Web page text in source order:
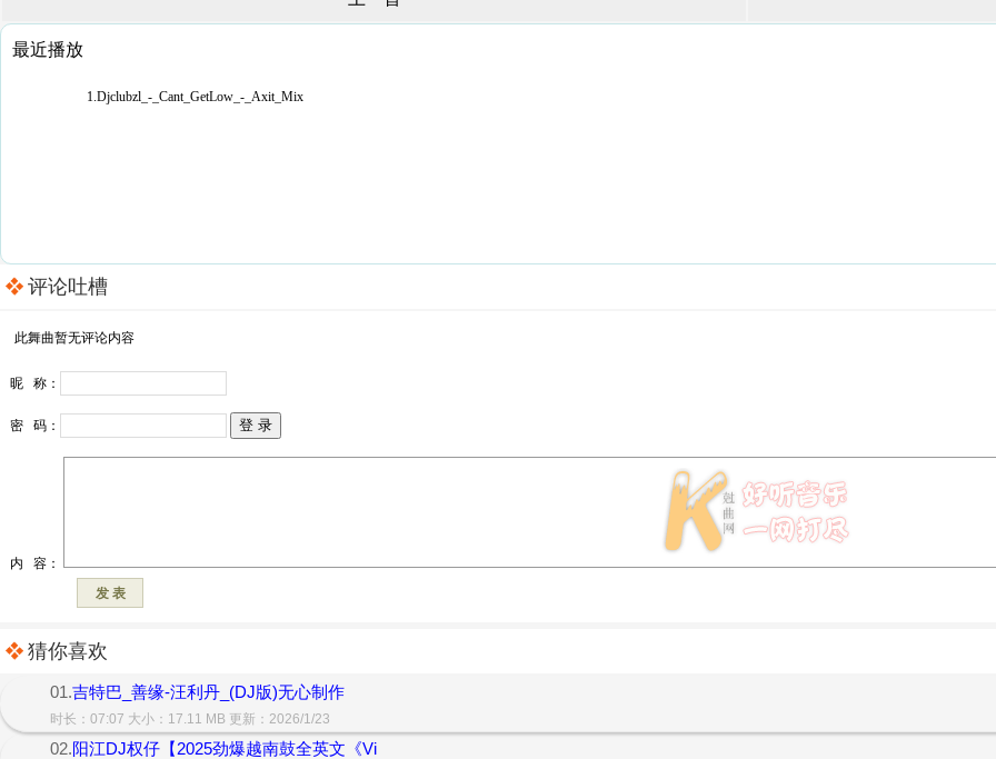
最近播放
1.Djclubzl_-_Cant_GetLow_-_Axit_Mix
评论吐槽
猜你喜欢
01.吉特巴_善缘-汪利丹_(DJ版)无心制作
时长：07:07 大小：17.11 MB 更新：2026/1/23
02.阳江DJ权仔【2025劲爆越南鼓全英文《Vi